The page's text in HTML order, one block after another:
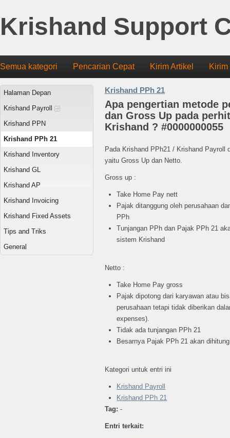
Krishand Support
Semua kategori Pencarian Cepat Kirim Artikel
Halaman Depan
Krishand Payroll
Krishand PPN
Krishand PPh 21
Krishand Inventory
Krishand GL
Krishand AP
Krishand Invoicing
Krishand Fixed Assets
Tips and Triks
General
Krishand PPh 21
Apa pengertian metode
dan Gross Up pada
Krishand ? #0000000055
Pada Krishand PPh21 / Krishand Payroll
yaitu Gross Up dan Netto.
Gross up :
Take Home Pay nett
Pajak ditanggung oleh perusahaan
PPh
Tunjangan PPh dan Pajak PPh 21
sistem Krishand
Netto :
Take Home Pay gross
Pajak dipotong dari karyawan atau
perusahaan tetapi tidak diberikan
expenses).
Tidak ada tunjangan PPh 21
Besarnya Pajak PPh 21 akan
Kategori untuk entri ini
Krishand Payroll
Krishand PPh 21
Tag: -
Entri terkait: